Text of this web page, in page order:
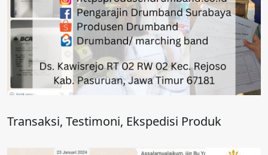
Transaksi, Testimoni, Ekspedisi Produk